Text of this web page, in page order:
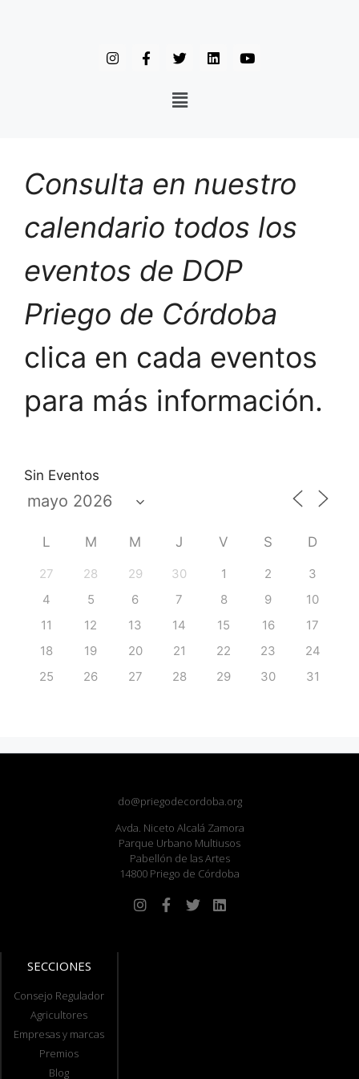
Consulta en nuestro
calendario todos los
eventos de DOP
Priego de Córdoba
clica en cada eventos
para más información.
Sin Eventos
L M M J V S D
27 28 29 30 1 2
3
4
5 6 7 8 9
10
11
12 13 14 15 16
17
18
19 20 21 22 23
24
25
26 27 28 29 30 31
do@priegodecordoba.org
Avda. Niceto Alcalá Zamora
Parque Urbano Multiusos
Pabellón de las Artes
14800 Priego de Córdoba
SECCIONES
Consejo Regulador
Agricultores
Empresas y marcas
Premios
Blog